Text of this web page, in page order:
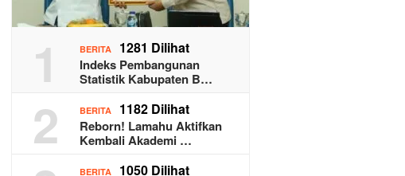
1 BERITA 1281 Dilihat
Indeks Pembangunan
Statistik Kabupaten B…
2 BERITA 1182 Dilihat
Reborn! Lamahu Aktifkan
Kembali Akademi …
BERITA 1050 Dilihat